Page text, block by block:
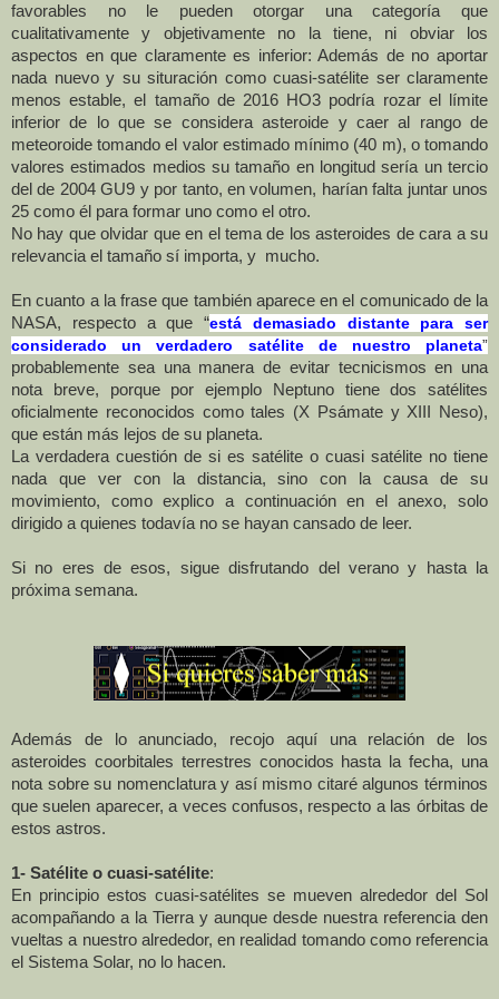
favorables no le pueden otorgar una categoría que
cualitativamente y objetivamente no la tiene, ni obviar los
aspectos en que claramente es inferior: Además de no aportar
nada nuevo y su situración como cuasi-satélite ser claramente
menos estable, el tamaño de 2016 HO3 podría rozar el límite
inferior de lo que se considera asteroide y caer al rango de
meteoroide tomando el valor estimado mínimo (40 m), o tomando
valores estimados medios su tamaño en longitud sería un tercio
del de 2004 GU9 y por tanto, en volumen, harían falta juntar unos
25 como él para formar uno como el otro.
No hay que olvidar que en el tema de los asteroides de cara a su
relevancia el tamaño sí importa, y mucho.
En cuanto a la frase que también aparece en el comunicado de la
NASA, respecto a que “está demasiado distante para ser
considerado un verdadero satélite de nuestro planeta”
probablemente sea una manera de evitar tecnicismos en una
nota breve, porque por ejemplo Neptuno tiene dos satélites
oficialmente reconocidos como tales (X Psámate y XIII Neso),
que están más lejos de su planeta.
La verdadera cuestión de si es satélite o cuasi satélite no tiene
nada que ver con la distancia, sino con la causa de su
movimiento, como explico a continuación en el anexo, solo
dirigido a quienes todavía no se hayan cansado de leer.
Si no eres de esos, sigue disfrutando del verano y hasta la
próxima semana.
Además de lo anunciado, recojo aquí una relación de los
asteroides coorbitales terrestres conocidos hasta la fecha, una
nota sobre su nomenclatura y así mismo citaré algunos términos
que suelen aparecer, a veces confusos, respecto a las órbitas de
estos astros.
1- Satélite o cuasi-satélite:
En principio estos cuasi-satélites se mueven alrededor del Sol
acompañando a la Tierra y aunque desde nuestra referencia den
vueltas a nuestro alrededor, en realidad tomando como referencia
el Sistema Solar, no lo hacen.